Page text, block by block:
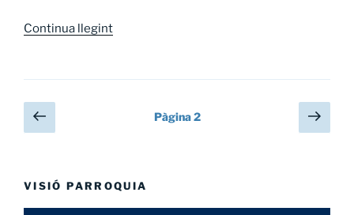
Continua llegint
Paginació
de
entrades
anterior
Pàgina2
VISIÓ PARROQUIA